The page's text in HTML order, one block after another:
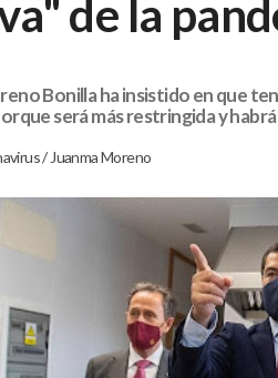
de la
Bonilla ha insistido en que
será más restringida y
/ Juanma Moreno